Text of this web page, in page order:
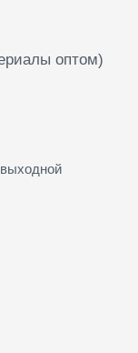
оптом)